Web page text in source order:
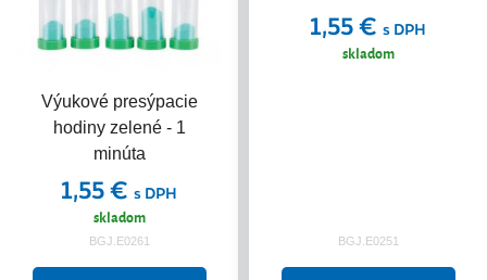
Výukové presýpacie
hodiny zelené - 1
minúta
1,55 € s DPH
skladom
BGJ.E0261
1,55 € s DPH
skladom
BGJ.E0251